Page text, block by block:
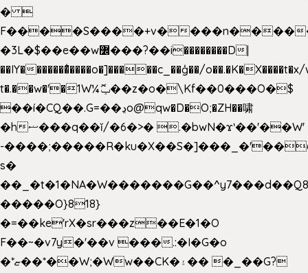
� 
F����S����+v����n����
�3L�$��e��w߼���?��i��������D|
��IY�������͛����o�]�����c_��ģ��/
t�.��w�'�1W¼ݕޮ��z�o�\Kf��0���O�$
��í�CQ��.G=��ڍo@qw�D�O;�ZH��啸
�hޟ���q��ĭ/�6�>� .�bwN�ϫˋ��'��W'
-
s�
�����O}818}
�=��ke'rX�sr���z��E�1�O
F��~�v7y�'��v ���.:�I�G�o
�*ޏ��*��W;�Ww��CK�۽�� �_��G?